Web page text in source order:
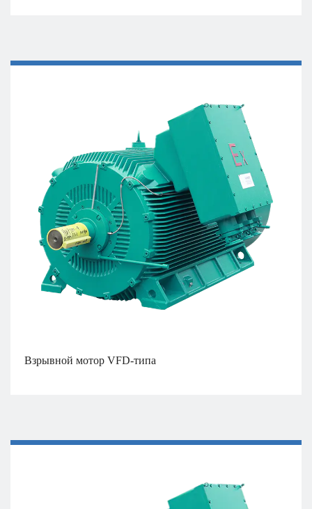
Взрывной мотор VFD-типа